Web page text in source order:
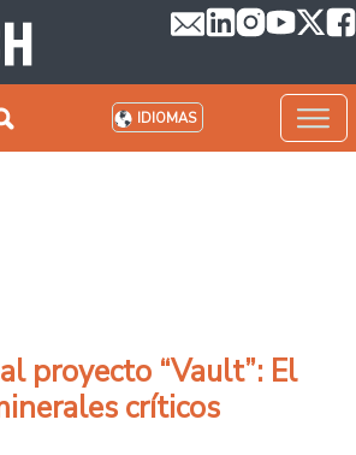
IDIOMAS
proyecto “Vault”: El
críticos